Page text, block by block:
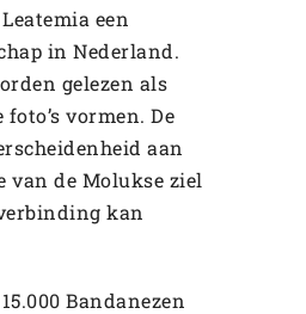
een
in Nederland.
gelezen als
vormen. De
aan
van de Molukse ziel
kan
Bandanezen